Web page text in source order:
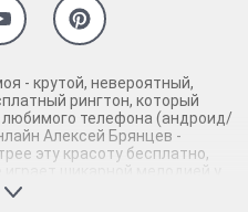
- крутой, невероятный,
рингтон, который
любимого телефона (андроид/
Алексей Брянцев -
эту красоту бесплатно,
шикарной мелодией у
первым, кто скачает